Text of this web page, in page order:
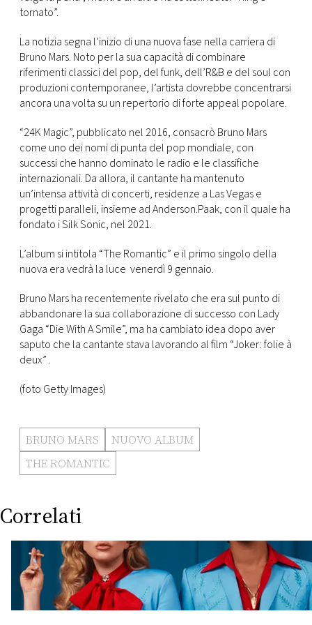
CONSIGLIA
tornato”.
La notizia segna l’inizio di una nuova fase nella carriera di
Bruno Mars. Noto per la sua capacità di combinare
riferimenti classici del pop, del funk, dell’R&B e del soul con
produzioni contemporanee, l’artista dovrebbe concentrarsi
ancora una volta su un repertorio di forte appeal popolare.
“24K Magic”, pubblicato nel 2016, consacrò Bruno Mars
come uno dei nomi di punta del pop mondiale, con
successi che hanno dominato le radio e le classifiche
internazionali. Da allora, il cantante ha mantenuto
un’intensa attività di concerti, residenze a Las Vegas e
progetti paralleli, insieme ad Anderson.Paak, con il quale ha
fondato i Silk Sonic, nel 2021.
L’album si intitola “The Romantic” e il primo singolo della
nuova era vedrà la luce venerdì 9 gennaio.
Bruno Mars ha recentemente rivelato che era sul punto di
abbandonare la sua collaborazione di successo con Lady
Gaga “Die With A Smile”, ma ha cambiato idea dopo aver
saputo che la cantante stava lavorando al film “Joker: folie à
deux” .
(foto Getty Images)
BRUNO MARS
NUOVO ALBUM
THE ROMANTIC
Correlati